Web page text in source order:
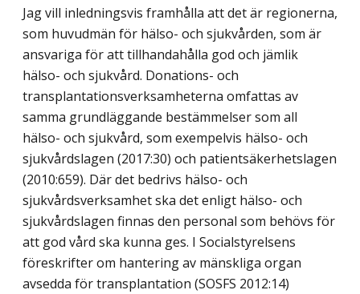
Jag vill inledningsvis framhålla att det är regionerna,
som huvudmän för hälso- och sjukvården, som är
ansvariga för att tillhandahålla god och jämlik
hälso- och sjukvård. Donations- och
transplantationsverksamheterna omfattas av
samma grundläggande bestämmelser som all
hälso- och sjukvård, som exempelvis hälso- och
sjukvårdslagen (2017:30) och patientsäkerhetslagen
(2010:659). Där det bedrivs hälso- och
sjukvårdsverksamhet ska det enligt hälso- och
sjukvårdslagen finnas den personal som behövs för
att god vård ska kunna ges. I Socialstyrelsens
föreskrifter om hantering av mänskliga organ
avsedda för transplantation (SOSFS 2012:14)